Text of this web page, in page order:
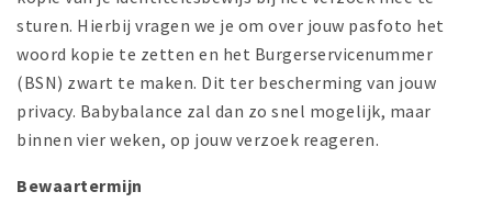
sturen. Hierbij vragen we je om over jouw pasfoto het
woord kopie te zetten en het Burgerservicenummer
(BSN) zwart te maken. Dit ter bescherming van jouw
privacy. Babybalance zal dan zo snel mogelijk, maar
binnen vier weken, op jouw verzoek reageren.
Bewaartermijn